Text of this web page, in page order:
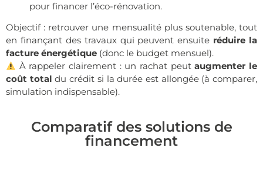
pour financer l’éco-rénovation.
Objectif : retrouver une mensualité plus soutenable, tout
en finançant des travaux qui peuvent ensuite réduire la
facture énergétique (donc le budget mensuel).
À rappeler clairement : un rachat peutaugmenter le
coût total du crédit si la durée est allongée (à comparer,
simulation indispensable).
Comparatif des solutions de
financement